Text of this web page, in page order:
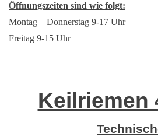
Öffnungszeiten sind wie folgt:
Montag – Donnerstag 9-17 Uhr
Freitag 9-15 Uhr
Keilriemen